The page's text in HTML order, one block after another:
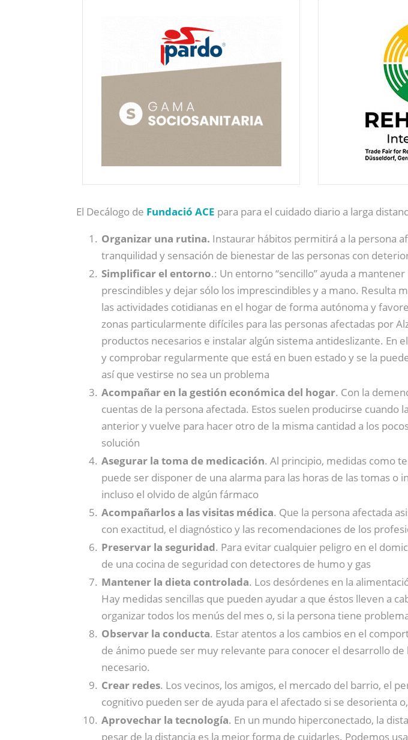
El Decálogo de Fundació ACE para para el cuidado diario a larga
Organizar una rutina. Instaurar hábitos permitirá a la persona
tranquilidad y sensación de bienestar de las personas con
Simplificar el entorno.: Un entorno “sencillo” ayuda a
prescindibles y dejar sólo los imprescindibles y a mano. Resulta
las actividades cotidianas en el hogar de forma autónoma y
zonas particularmente difíciles para las personas afectadas por
productos necesarios e instalar algún sistema antideslizante. En
y comprobar regularmente que está en buen estado y se la
así que vestirse no sea un problema
Acompañar en la gestión económica del hogar. Con la
cuentas de la persona afectada. Estos suelen producirse
anterior y vuelve para hacer otro de la misma cantidad a los
solución
Asegurar la toma de medicación. Al principio, medidas como
puede ser disponer de una alarma para las horas de las tomas
incluso el olvido de algún fármaco
Acompañarlos a las visitas médica. Que la persona afectada
con exactitud, el diagnóstico y las recomendaciones de los
Preservar la seguridad. Para evitar cualquier peligro en el
de una cocina de seguridad con detectores de humo y gas
Mantener la dieta controlada. Los desórdenes en la
Hay medidas sencillas que pueden ayudar a que éstos lleven a
organizar todos los menús del mes o, si la persona tiene
Observar la conducta. Estar atentos a los cambios en el
de ánimo puede ser muy relevante para conocer el desarrollo
necesario.
Crear redes. Los vecinos, los amigos, el mercado del barrio, el
cognitivo pueden ser de ayuda para el afectado si se desorienta
Aprovechar la tecnología. En un mundo hiperconectado, la
pesar de la distancia es la mejor forma de cuidarles. Podemos